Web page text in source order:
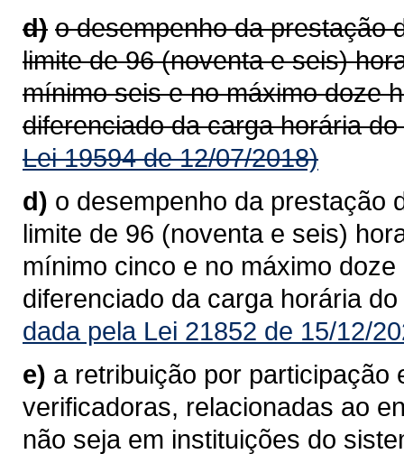
d) o desempenho da prestação
limite de 96 (noventa e seis)
mínimo seis e no máximo doze
diferenciado da carga horária
Lei 19594 de 12/07/2018)
d) o desempenho da prestação
limite de 96 (noventa e seis)
mínimo cinco e no máximo
diferenciado da carga horária
dada pela Lei 21852 de 15/12/
e) a retribuição por participação
verificadoras, relacionadas ao
não seja em instituições do